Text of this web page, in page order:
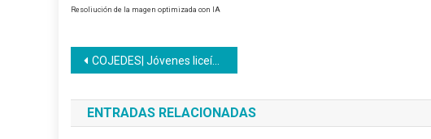
Resoliución de la magen optimizada con IA
Navegación
de
entradas
COJEDES| Jóvenes liceístas continúan formación en Auxiliar de Recreación
ENTRADAS RELACIONADAS